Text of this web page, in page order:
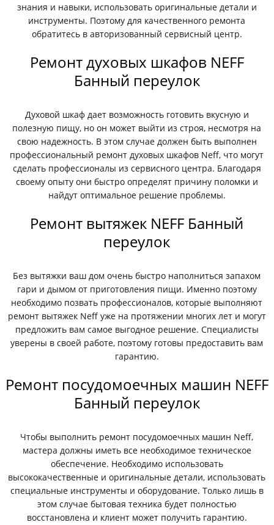
знания и навыки, использовать оригинальные детали и
инструменты. Поэтому для качественного ремонта
обратитесь в авторизованный сервисный центр.
Ремонт духовых шкафов NEFF
Банный переулок
Духовой шкаф дает возможность готовить вкусную и
полезную пищу, но он может выйти из строя, несмотря на
свою надежность. В этом случае должен быть выполнен
профессиональный ремонт духовых шкафов Neff, что могут
сделать профессионалы из сервисного центра. Благодаря
своему опыту они быстро определят причину поломки и
найдут оптимальное решение проблемы.
Ремонт вытяжек NEFF Банный
переулок
Без вытяжки ваш дом очень быстро наполниться запахом
гари и дымом от приготовления пищи. Именно поэтому
необходимо позвать профессионалов, которые выполняют
ремонт вытяжек Neff уже на протяжении многих лет и могут
предложить вам самое выгодное решение. Специалисты
уверены в своей работе, поэтому готовы предоставить вам
гарантию.
Ремонт посудомоечных машин NEFF
Банный переулок
Чтобы выполнить ремонт посудомоечных машин Neff,
мастера должны иметь все необходимое техническое
обеспечение. Необходимо использовать
высококачественные и оригинальные детали, использовать
специальные инструменты и оборудование. Только лишь в
этом случае бытовая техника будет полностью
восстановлена и клиент может получить гарантию.